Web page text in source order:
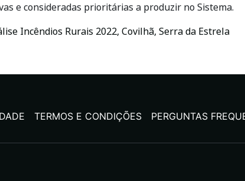
e consideradas prioritárias a produzir no Sistema.
Incêndios Rurais 2022, Covilhã, Serra da Estrela
TERMOS E CONDIÇÕES PERGUNTAS